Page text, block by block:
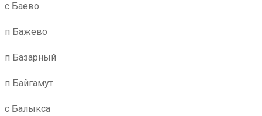
с Баево
п Бажево
п Базарный
п Байгамут
с Балыкса